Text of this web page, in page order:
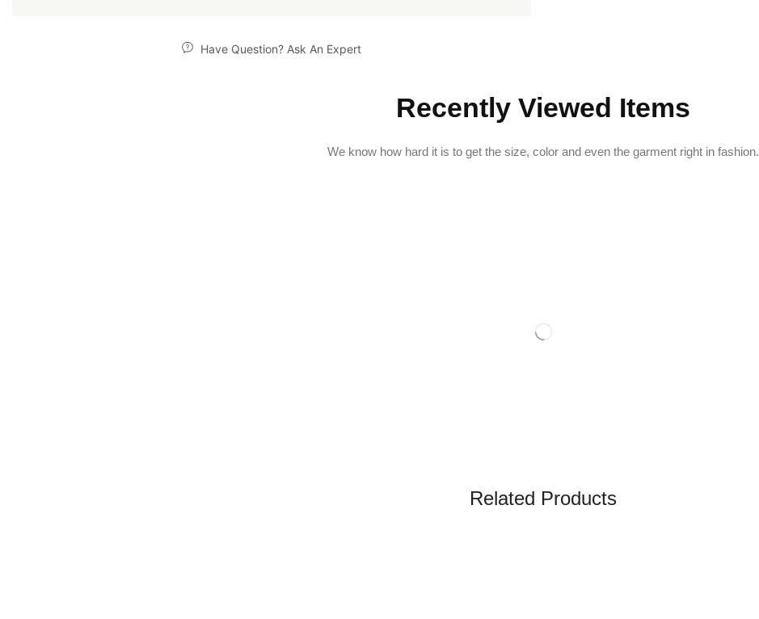
Have Question? Ask An Expert
Recently Viewed Items
We know how hard it is to get the size, color and even the garment right in fashion.
Related Products